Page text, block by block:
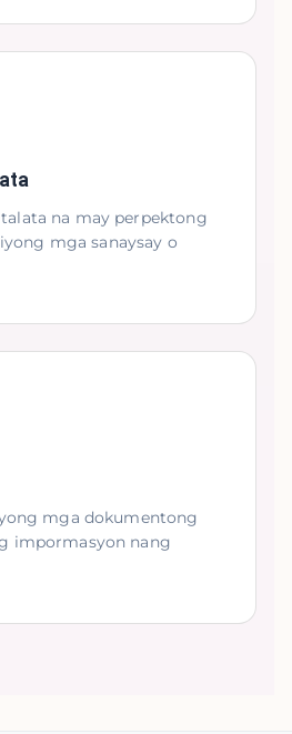
na may perpektong
mga sanaysay o
mga dokumentong
impormasyon nang